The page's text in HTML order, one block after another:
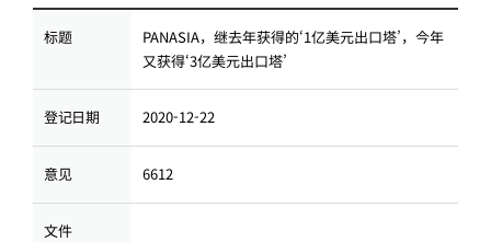
标题 PANASIA，继去年获得的‘1亿美元出口塔’，今年
又获得‘3亿美元出口塔’
登记日期 2020-12-22
意见 6612
文件